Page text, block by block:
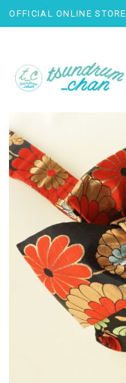
OFFICIAL ONLINE STORE